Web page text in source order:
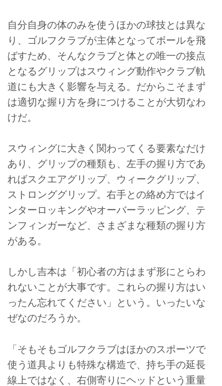
自分自身の体のみを使うほかの球技とは異な
り、ゴルフクラブが主体となってボールを飛
ばすため、そんなクラブと体との唯一の接点
となるグリップはスウィング動作やクラブ軌
道にも大きく影響を与える。だからこそまず
は適切な握り方を身につけることが大切なわ
けだ。
スウィングに大きく関わってくる要素なだけ
あり、グリップの種類も、左手の握り方であ
ればスクエアグリップ、ウィークグリップ、
ストロンググリップ。右手との絡め方ではイ
ンターロッキングやオーバーラッピング、テ
ンフィンガーなど、さまざまな種類の握り方
がある。
しかし吉本は「初心者の方はまず形にとらわ
れないことが大事です。これらの握り方はい
ったん忘れてください」という。いったいな
ぜなのだろうか。
「そもそもゴルフクラブはほかのスポーツで
使う道具よりも特殊な構造で、持ち手の延長
線上ではなく、右側寄りにヘッドという重量